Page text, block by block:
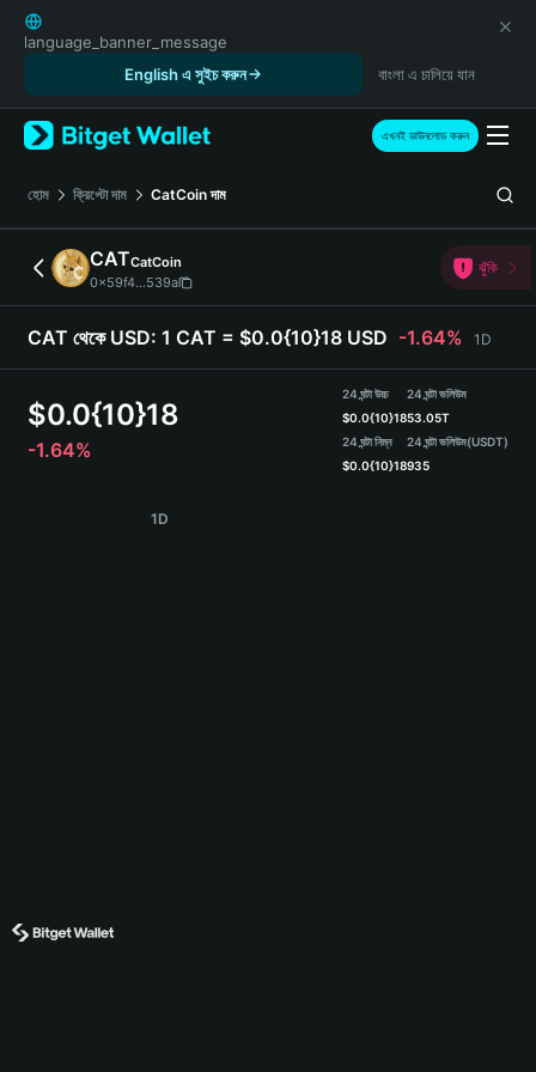
English
日本語
Русский
Español (Latinoamérica)
Türkçe
Italiano
Deutsch
简体中文
繁體中文
Português (Portugal)
हिन्दी
Español (Argentina)
language_banner_message
English এ সুইচ করুন
বাংলা এ চালিয়ে যান
এখনই ডাউনলোড করুন
হোম ক্রিপ্টো দাম CatCoin দাম
CATCatCoin
0x59f4...539a
ঝুঁকি
CAT থেকে USD: 1 CAT = $0.0{10}18 USD -1.64% 1D
$0.0{10}18
-1.64%
24 ঘন্টা উচ্চ
$0.0{10}18
24 ঘন্টা নিম্ন
$0.0{10}18
24 ঘন্টা ভলিউম
53.05T
24 ঘন্টা ভলিউম(USDT)
935
1D